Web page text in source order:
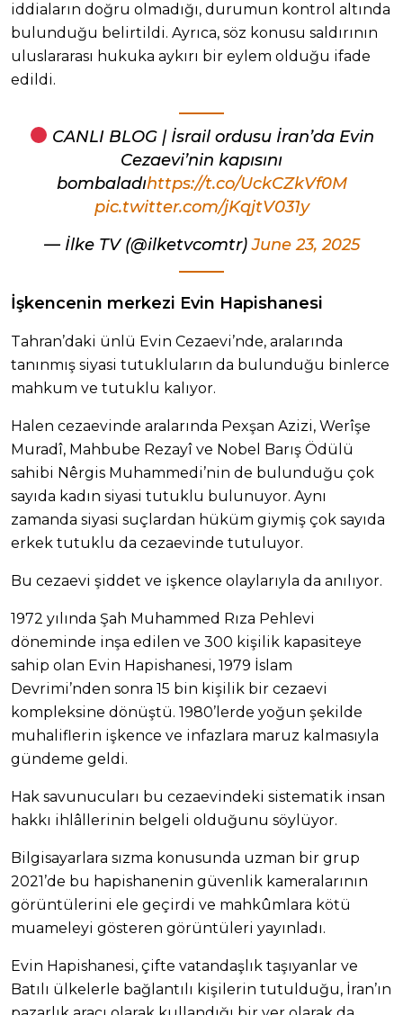
iddiaların doğru olmadığı, durumun kontrol altında
bulunduğu belirtildi. Ayrıca, söz konusu saldırının
uluslararası hukuka aykırı bir eylem olduğu ifade
edildi.
CANLI BLOG | İsrail ordusu İran’da Evin
Cezaevi’nin kapısını
bombaladıhttps://t.co/UckCZkVf0M
pic.twitter.com/jKqjtV031y
— İlke TV (@ilketvcomtr)June 23, 2025
İşkencenin merkezi Evin Hapishanesi
Tahran’daki ünlü Evin Cezaevi’nde, aralarında
tanınmış siyasi tutukluların da bulunduğu binlerce
mahkum ve tutuklu kalıyor.
Halen cezaevinde aralarında Pexşan Azizi, Werîşe
Muradî, Mahbube Rezayî ve Nobel Barış Ödülü
sahibi Nêrgis Muhammedi’nin de bulunduğu çok
sayıda kadın siyasi tutuklu bulunuyor. Aynı
zamanda siyasi suçlardan hüküm giymiş çok sayıda
erkek tutuklu da cezaevinde tutuluyor.
Bu cezaevi şiddet ve işkence olaylarıyla da anılıyor.
1972 yılında Şah Muhammed Rıza Pehlevi
döneminde inşa edilen ve 300 kişilik kapasiteye
sahip olan Evin Hapishanesi, 1979 İslam
Devrimi’nden sonra 15 bin kişilik bir cezaevi
kompleksine dönüştü. 1980’lerde yoğun şekilde
muhaliflerin işkence ve infazlara maruz kalmasıyla
gündeme geldi.
Hak savunucuları bu cezaevindeki sistematik insan
hakkı ihlâllerinin belgeli olduğunu söylüyor.
Bilgisayarlara sızma konusunda uzman bir grup
2021’de bu hapishanenin güvenlik kameralarının
görüntülerini ele geçirdi ve mahkûmlara kötü
muameleyi gösteren görüntüleri yayınladı.
Evin Hapishanesi, çifte vatandaşlık taşıyanlar ve
Batılı ülkelerle bağlantılı kişilerin tutulduğu, İran’ın